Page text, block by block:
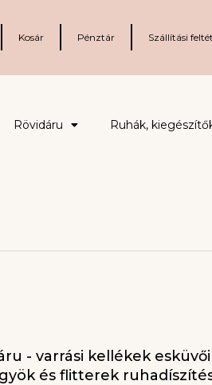
Kosár Pénztár Szállítási
Rövidáru Ruhák,
- varrási kellékek esküvői
és flitterek